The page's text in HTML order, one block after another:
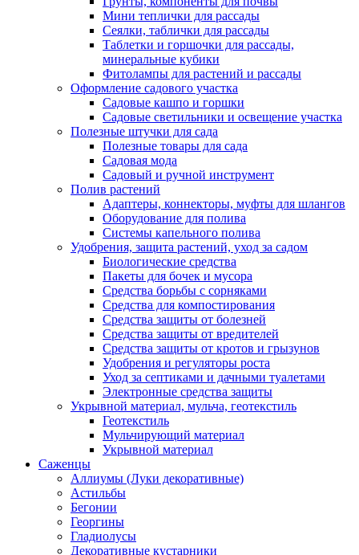
Мини теплички для рассады
Сеялки, таблички для рассады
Таблетки и горшочки для рассады,
минеральные кубики
Фитолампы для растений и рассады
Оформление садового участка
Садовые кашпо и горшки
Садовые светильники и освещение участка
Полезные штучки для сада
Полезные товары для сада
Садовая мода
Садовый и ручной инструмент
Полив растений
Адаптеры, коннекторы, муфты для шлангов
Оборудование для полива
Системы капельного полива
Удобрения, защита растений, уход за садом
Биологические средства
Пакеты для бочек и мусора
Средства борьбы с сорняками
Средства для компостирования
Средства защиты от болезней
Средства защиты от вредителей
Средства защиты от кротов и грызунов
Удобрения и регуляторы роста
Уход за септиками и дачными туалетами
Электронные средства защиты
Укрывной материал, мульча, геотекстиль
Геотекстиль
Мульчирующий материал
Укрывной материал
Саженцы
Аллиумы (Луки декоративные)
Астильбы
Бегонии
Георгины
Гладиолусы
Декоративные кустарники